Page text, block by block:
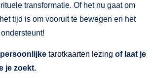
transformatie. Of het nu gaat om
tijd is om vooruit te bewegen en het
tarotkaarten lezing of laat je
je zoekt.